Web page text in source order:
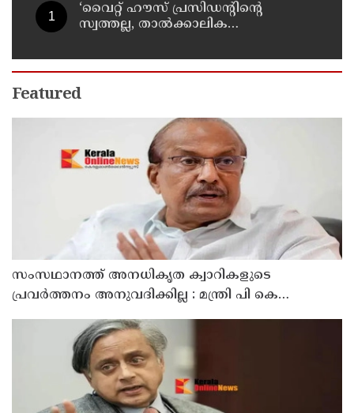
‘വൈറ്റ് ഹൗസ് പ്രസിഡന്റിന്റെ
സ്വത്തല്ല, താൽക്കാലിക
പൊളിച്ചുമാറ്റി ബോൾറൂം
നിർമിക്കാനുള്ള ട്രംപിന്റെ
നീക്കങ്ങൾക്ക് കോടതിയുടെ സ്റ്റേ
Featured
സംസഥാനത്ത് അനധികൃത ക്വാറികളുടെ
പ്രവർത്തനം അനുവദിക്കില്ല : മന്ത്രി പി കെ
കുഞ്ഞാലിക്കുട്ടി